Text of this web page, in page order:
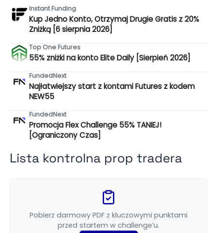
Instant Funding
Kup Jedno Konto, Otrzymaj Drugie Gratis z 20%
Zniżką [6 sierpnia 2026]
Top One Futures
55% zniżki na konto Elite Daily [Sierpień 2026]
FundedNext
Najłatwiejszy start z kontami Futures z kodem
NEW55
FundedNext
Promocja Flex Challenge 55% TANIEJ!
[Ograniczony Czas]
Lista kontrolna prop tradera
Pobierz darmowy PDF z kluczowymi punktami
przed startem w challenge’u.